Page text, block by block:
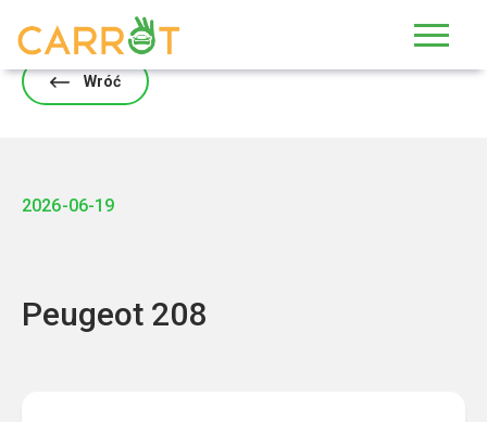
Wróć
2026-06-19
Peugeot 208